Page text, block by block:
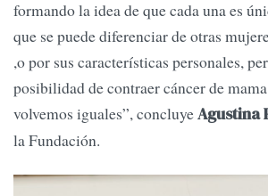
formando la idea de que cada una es
que se puede diferenciar de otras
,o por sus características personales,
posibilidad de contraer cáncer de
volvemos iguales”, concluyeAgustina
la Fundación.